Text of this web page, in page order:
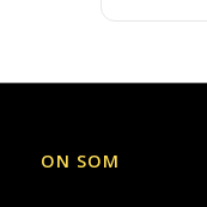
ON SOM